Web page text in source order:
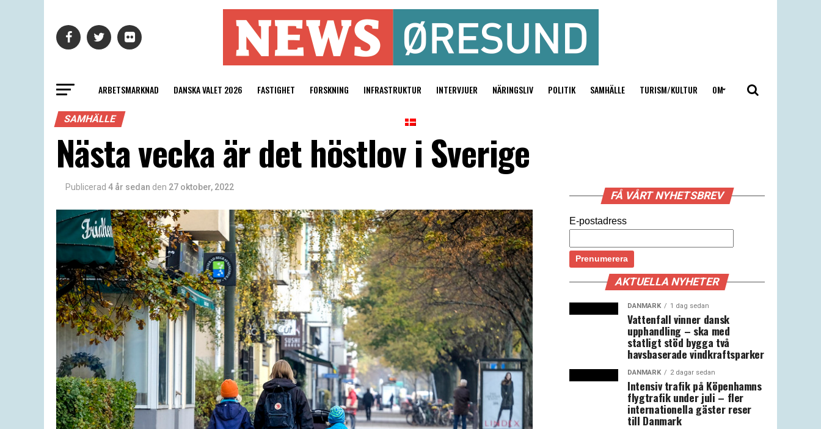
ARBETSMARKNAD DANSKA VALET 2026 FASTIGHET FORSKNING INFRASTRUKTUR INTERVJUER NÄRINGSLIV POLITIK SAMHÄLLE TURISM/KULTUR OM
SAMHÄLLE
Nästa vecka är det höstlov i Sverige
Publicerad 4 år sedan den 27 oktober, 2022
FÅ VÅRT NYHETSBREV
E-postadress
AKTUELLA NYHETER
DANMARK 1 dag sedan
Vattenfall vinner dansk
upphandling – ska med
statligt stöd bygga två
havsbaserade vindkraftsparker
DANMARK 2 dagar sedan
Intensiv trafik på Köpenhamns
flygtrafik under juli – fler
internationella gäster reser
till Danmark